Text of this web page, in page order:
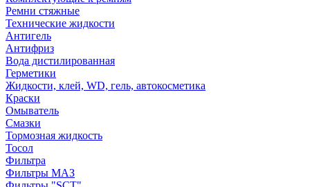
Ремни стяжные
Технические жидкости
Антигель
Антифриз
Вода дистилированная
Герметики
Жидкости, клей, WD, гель, автокосметика
Краски
Омыватель
Смазки
Тормозная жидкость
Тосол
Фильтра
Фильтры МАЗ